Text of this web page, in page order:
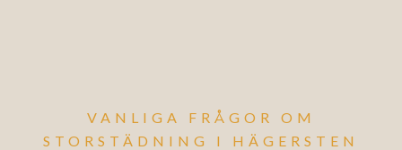
VANLIGA FRÅGOR OM
STORSTÄDNING I HÄGERSTEN